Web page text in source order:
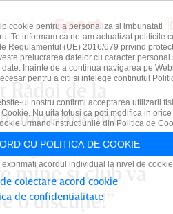
Rădoi de la
antrenorului,
grea în Turcia:
mine şi club va
o discuţie!”
cookie pentru a personaliza si imbunatati
Te informam ca ne-am actualizat politicile
Regulamentul (UE) 2016/679 privind
prelucrarea datelor cu caracter personal
Inainte de a continua navigarea pe
pentru a citi si intelege continutul
ul nostru confirmi acceptarea utilizarii
Nu uita totusi ca poti modifica in orice
urmand instructiunile din Politica de
CU POLITICA DE COOKIE
exprimati acordul individual la nivel de
colectare acord cookie
de confidentialitate